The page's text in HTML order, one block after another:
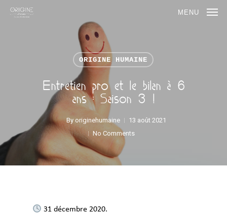
MENU
ORIGINE HUMAINE
Entretien pro et le bilan à 6
ans : Saison 3 !
By originehumaine
13 août 2021
No Comments
31 décembre 2020.